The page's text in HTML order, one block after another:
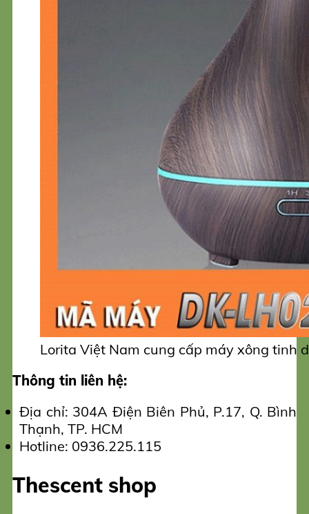
Lorita Việt Nam cung cấp máy xông tinh
Thông tin liên hệ:
Địa chỉ: 304A Điện Biên Phủ, P.17, Q. Bình
Thạnh, TP. HCM
Hotline: 0936.225.115
Thescent shop